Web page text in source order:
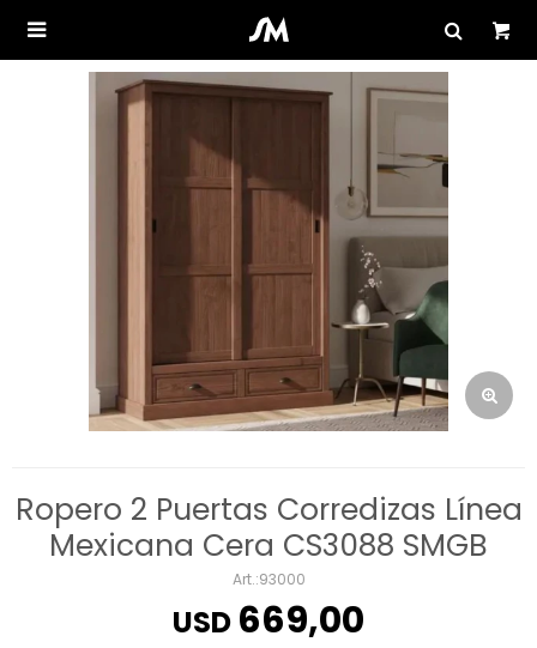

Ropero 2 Puertas Corredizas Línea
Mexicana Cera CS3088 SMGB
93000
USD 669,00